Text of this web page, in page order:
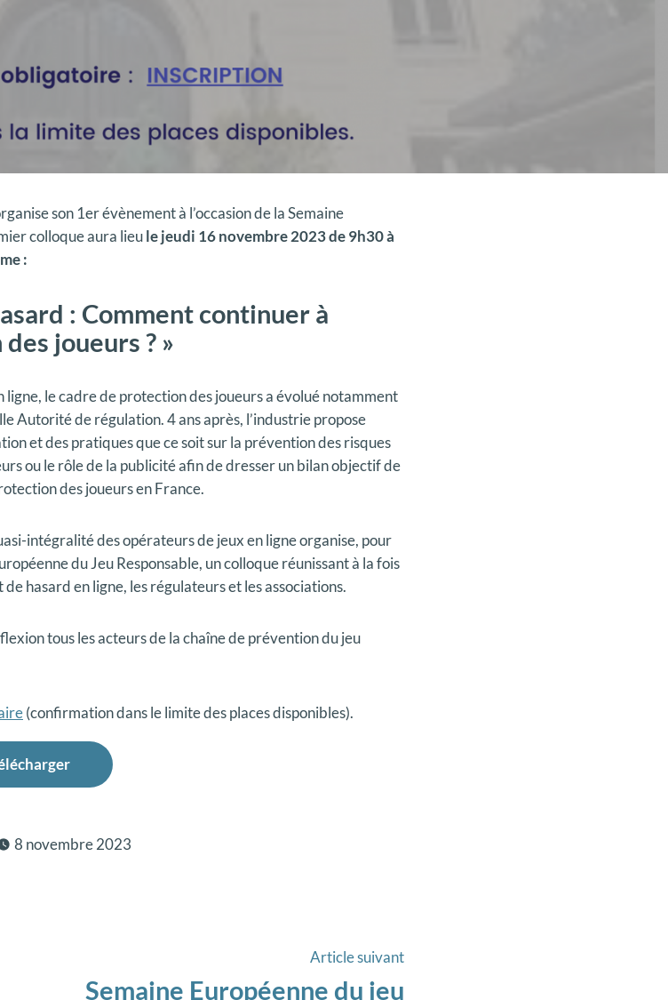
son 1er évènement à l’occasion de la Semaine
colloque aura lieu le jeudi 16 novembre 2023 de 9h30 à
:
: Comment continuer à
joueurs ? »
ligne, le cadre de protection des joueurs a évolué notamment
Autorité de régulation. 4 ans après, l’industrie propose
et des pratiques que ce soit sur la prévention des risques
ou le rôle de la publicité afin de dresser un bilan objectif de
des joueurs en France.
intégralité des opérateurs de jeux en ligne organise, pour
du Jeu Responsable, un colloque réunissant à la fois
hasard en ligne, les régulateurs et les associations.
tous les acteurs de la chaîne de prévention du jeu
(confirmation dans le limite des places disponibles).
8 novembre 2023
Article suivantArticle
Semaine Européenne du jeu